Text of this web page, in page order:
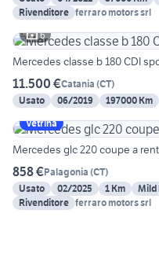
Rivenditore ferraro motors srl
6
Mercedes classe b 180 CDI
11.500 €Catania (CT)
Usato
06/2019 197000 Km
Vetrina
Mercedes glc 220 coupe a
858 €Palagonia (CT)
Usato
02/2025 1 Km Mild
Rivenditore ferraro motors srl